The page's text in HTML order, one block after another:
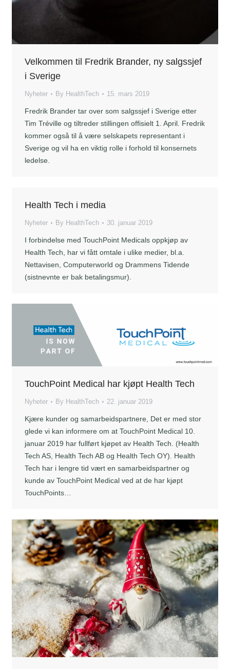
Velkommen til Fredrik Brander, ny salgssjef
i Sverige
Nyheter By HealthTech 15. mars 2019
Fredrik Brander tar over som salgssjef i Sverige etter
Tim Tréville og tiltreder stillingen offisielt 1. April. Fredrik
kommer også til å være selskapets representant i
Sverige og vil ha en viktig rolle i forhold til konsernets
ledelse.
Health Tech i media
Nyheter By HealthTech 30. januar 2019
I forbindelse med TouchPoint Medicals oppkjøp av
Health Tech, har vi fått omtale i ulike medier, bl.a.
Nettavisen, Computerworld og Drammens Tidende
(sistnevnte er bak betalingsmur).
TouchPoint Medical har kjøpt Health Tech
Nyheter By HealthTech 22. januar 2019
Kjære kunder og samarbeidspartnere, Det er med stor
glede vi kan informere om at TouchPoint Medical 10.
januar 2019 har fullført kjøpet av Health Tech. (Health
Tech AS, Health Tech AB og Health Tech OY). Health
Tech har i lengre tid vært en samarbeidspartner og
kunde av TouchPoint Medical ved at de har kjøpt
TouchPoints…